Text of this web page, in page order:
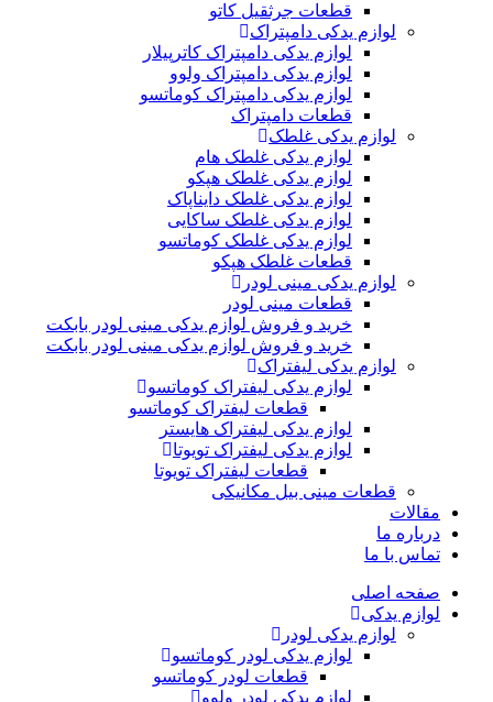
قطعات جرثقیل کاتو
لوازم یدکی دامپتراک
لوازم یدکی دامپتراک کاترپیلار
لوازم یدکی دامپتراک ولوو
لوازم یدکی دامپتراک کوماتسو
قطعات دامپتراک
لوازم یدکی غلطک
لوازم یدکی غلطک هام
لوازم یدکی غلطک هپکو
لوازم یدکی غلطک دایناپاک
لوازم یدکی غلطک ساکایی
لوازم یدکی غلطک کوماتسو
قطعات غلطک هپکو
لوازم یدکی مینی لودر
قطعات مینی لودر
خرید و فروش لوازم یدکی مینی لودر بابکت
خرید و فروش لوازم یدکی مینی لودر بابکت
لوازم یدکی لیفتراک
لوازم یدکی لیفتراک کوماتسو
قطعات لیفتراک کوماتسو
لوازم یدکی لیفتراک هایستر
لوازم یدکی لیفتراک تویوتا
قطعات لیفتراک تویوتا
قطعات مینی بیل مکانیکی
ما
با ما
اصلی
یدکی
لوازم یدکی لودر
لوازم یدکی لودر کوماتسو
قطعات لودر کوماتسو
لوازم یدکی لودر ولوو